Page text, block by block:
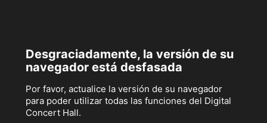
Desgraciadamente, la versión de su
navegador está desfasada
Por favor, actualice la versión de su navegador
para poder utilizar todas las funciones del Digital
Concert Hall.